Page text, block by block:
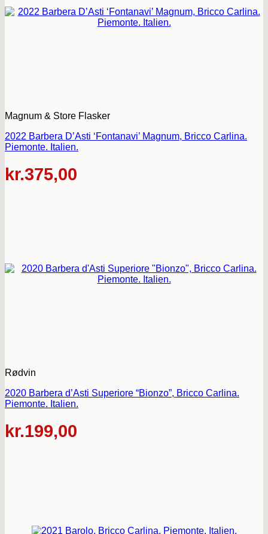
Magnum & Store Flasker
2022 Barbera D’Asti ‘Fontanavi’ Magnum, Bricco Carlina.
Piemonte. Italien.
kr.375,00
Rødvin
2020 Barbera d’Asti Superiore “Bionzo”, Bricco Carlina.
Piemonte. Italien.
kr.199,00